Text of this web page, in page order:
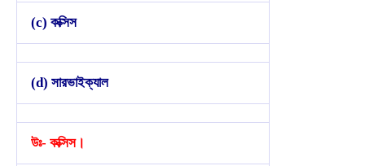
(c) কক্সিস
(d) সারভাইক্যাল
উঃ- কক্সিস।